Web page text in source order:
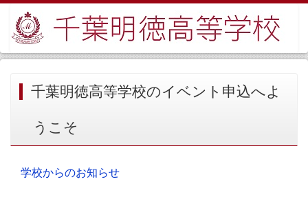
千葉明徳高等学校のイベント申込へよ
うこそ
学校からのお知らせ